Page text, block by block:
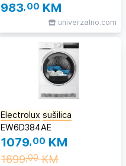
983,00 KM
univerzalno.com
Electrolux sušilica
EW6D384AE
1079,00 KM
1699,00KM